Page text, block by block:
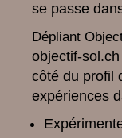
se passe
Dépliant
objectif-
côté du profil
expériences